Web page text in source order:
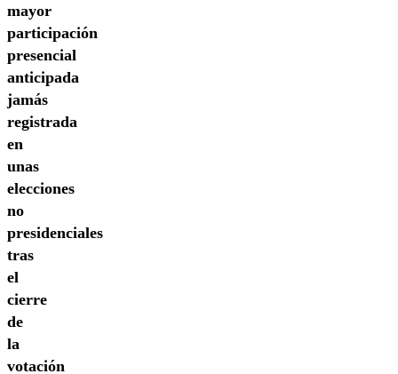
mayor
participación
presencial
anticipada
jamás
registrada
en
unas
elecciones
no
presidenciales
tras
el
cierre
de
la
votación